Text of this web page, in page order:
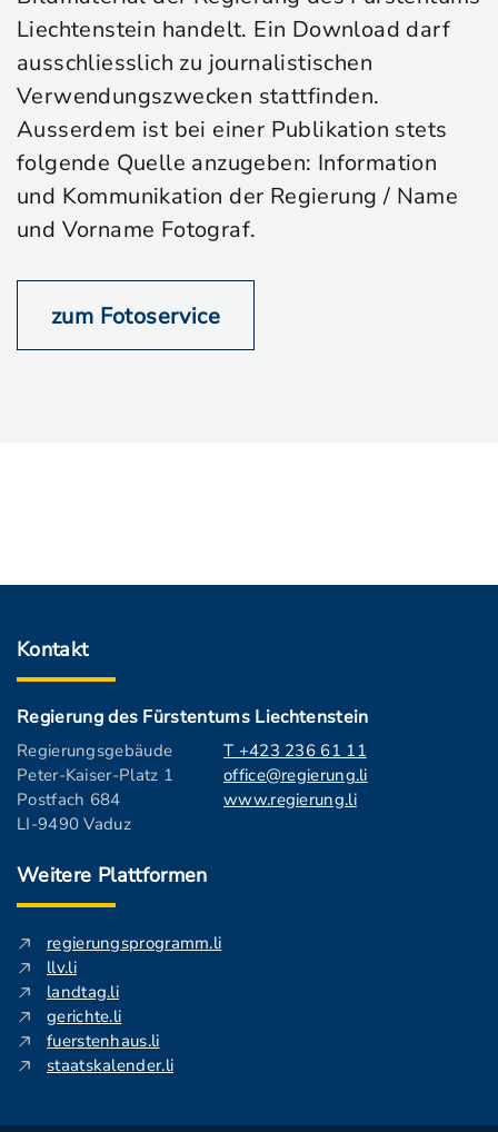
Liechtenstein handelt. Ein Download darf
ausschliesslich zu journalistischen
Verwendungszwecken stattfinden.
Ausserdem ist bei einer Publikation stets
folgende Quelle anzugeben: Information
und Kommunikation der Regierung / Name
und Vorname Fotograf.
zum Fotoservice
Kontakt
Regierung des Fürstentums Liechtenstein
Regierungsgebäude
Peter-Kaiser-Platz 1
Postfach 684
LI-9490 Vaduz
T +423 236 61 11
office@regierung.li
www.regierung.li
Weitere Plattformen
regierungsprogramm.li
llv.li
landtag.li
gerichte.li
fuerstenhaus.li
staatskalender.li